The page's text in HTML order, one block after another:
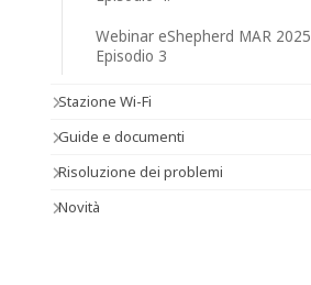
Webinar eShepherd MAR 2025
Episodio 3
Stazione Wi-Fi
Guide e documenti
Risoluzione dei problemi
Novità